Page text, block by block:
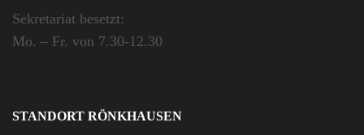
Sekretariat besetzt:
Mo. – Fr. von 7.30-12.30
STANDORT RÖNKHAUSEN